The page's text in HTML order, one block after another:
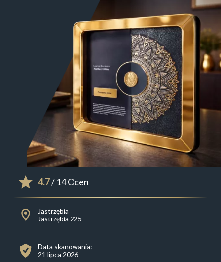
4.7/ 14 Ocen
Jastrzębia
Jastrzębia 225
Data skanowania:
21 lipca 2026